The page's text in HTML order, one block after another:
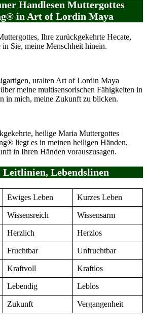
Handlesen Muttergottes
in Art of Lordin Maya
Ihre zurückgekehrte Hecate,
Sie, meine Menschheit hinein.
uralten Art of Lordin Maya
meine multisensorischen Fähigkeiten in
in mich, meine Zukunft zu blicken.
heilige Maria Muttergottes
liegt es in meinen heiligen Händen,
in Ihren Händen vorauszusagen.
Leitlinien, Lebendslinen
Ewiges Leben Kurzes Leben
Wissensreich Wissensarm
Herzlich Herzlos
Fruchtbar Unfruchtbar
Kraftvoll Kraftlos
Lebendig Leblos
Zukunft Vergangenheit